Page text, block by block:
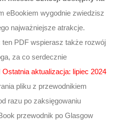
eBookiem wygodnie zwiedzisz
najważniejsze atrakcje.
ten PDF wspierasz także rozwój
za co serdecznie
Ostatnia aktualizacja: lipiec 2024
pliku z przewodnikiem
razu po zaksięgowaniu
przewodnik po Glasgow